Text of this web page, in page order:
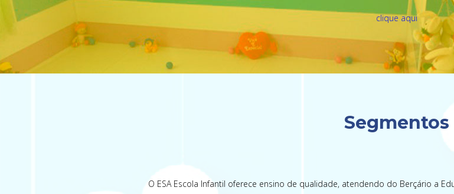
clique aqui
Segmentos
O ESA Escola Infantil oferece ensino de qualidade, atendendo do Berçário a